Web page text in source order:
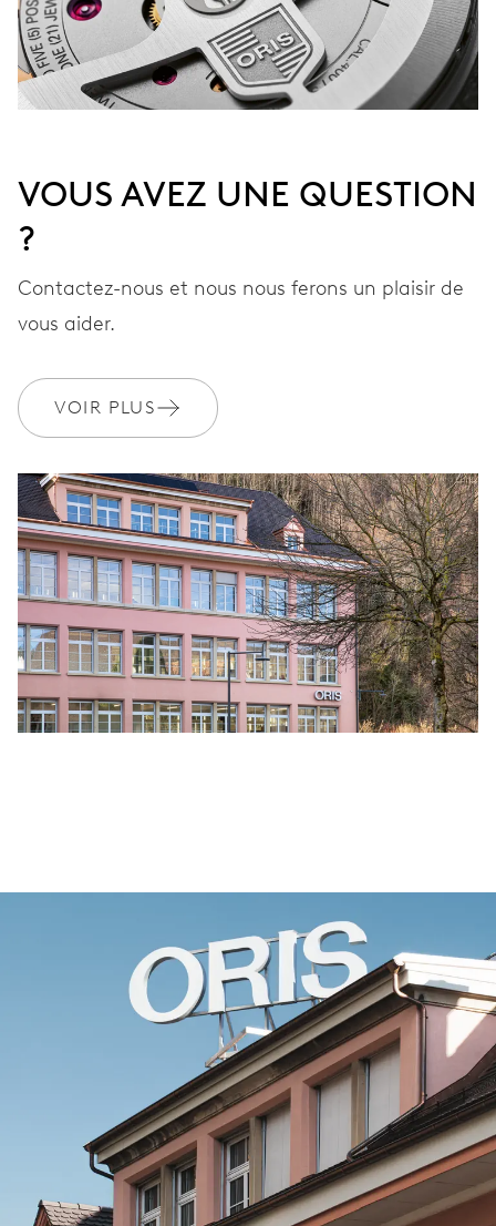
MYORIS
VOUS AVEZ UNE QUESTION
?
Contactez-nous et nous nous ferons un plaisir de
vous aider.
VOIR PLUS